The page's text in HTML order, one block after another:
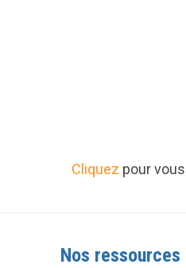
Cliquez pour
Nos